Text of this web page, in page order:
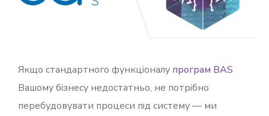
Якщо стандартного функціоналу програм BAS
Вашому бізнесу недостатньо, не потрібно
перебудовувати процеси під систему — ми